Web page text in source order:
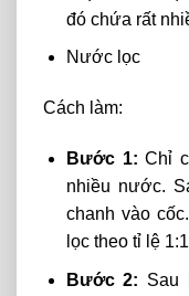
đó chứa rất
Nước lọc
Cách làm:
Bước 1: Chỉ
nhiều nước.
chanh vào cốc.
lọc theo tỉ lệ
Bước 2: Sau